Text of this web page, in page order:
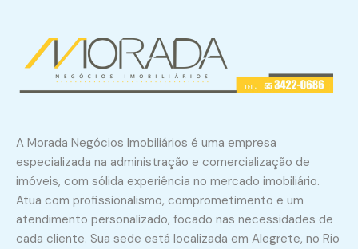
A Morada Negócios Imobiliários é uma empresa
especializada na administração e comercialização de
imóveis, com sólida experiência no mercado imobiliário.
Atua com profissionalismo, comprometimento e um
atendimento personalizado, focado nas necessidades de
cada cliente. Sua sede está localizada em Alegrete, no Rio